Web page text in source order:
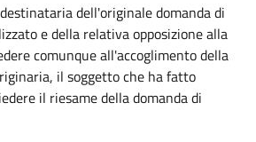
dell'originale domanda di
e della relativa opposizione alla
comunque all'accoglimento della
il soggetto che ha fatto
il riesame della domanda di